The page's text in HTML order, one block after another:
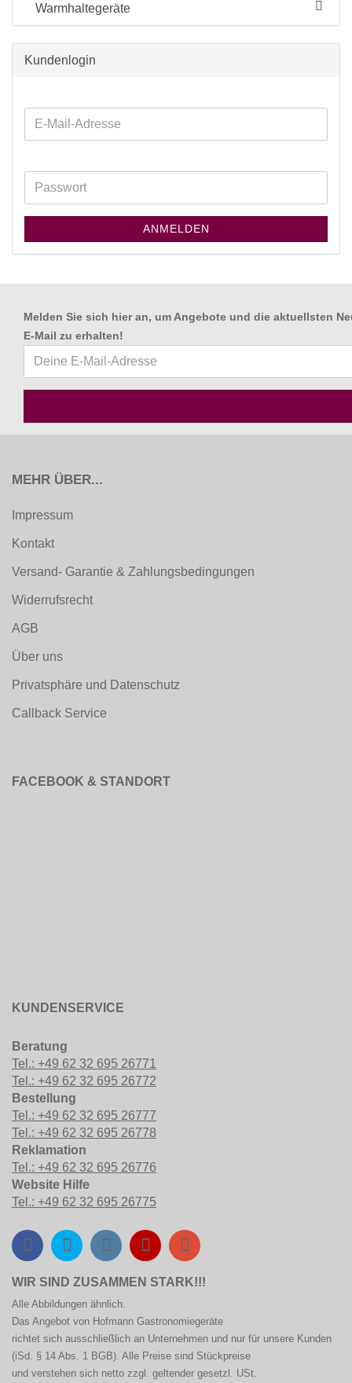
Warmhaltegeräte
Kundenlogin
ANMELDEN
Melden Sie sich hier an, um Angebote und die aktuellsten
E-Mail zu erhalten!
MEHR ÜBER...
Impressum
Kontakt
Versand- Garantie & Zahlungsbedingungen
Widerrufsrecht
AGB
Über uns
Privatsphäre und Datenschutz
Callback Service
FACEBOOK & STANDORT
KUNDENSERVICE
Beratung
Tel.: +49 62 32 695 26771
Tel.: +49 62 32 695 26772
Bestellung
Tel.: +49 62 32 695 26777
Tel.: +49 62 32 695 26778
Reklamation
Tel.: +49 62 32 695 26776
Website Hilfe
Tel.: +49 62 32 695 26775
WIR SIND ZUSAMMEN STARK!!!
Alle Abbildungen ähnlich.
Das Angebot von Hofmann Gastronomiegeräte
richtet sich ausschließlich an Unternehmen und nur für unsere Kunden
(iSd. § 14 Abs. 1 BGB). Alle Preise sind Stückpreise
und verstehen sich netto zzgl. geltender gesetzl. USt.